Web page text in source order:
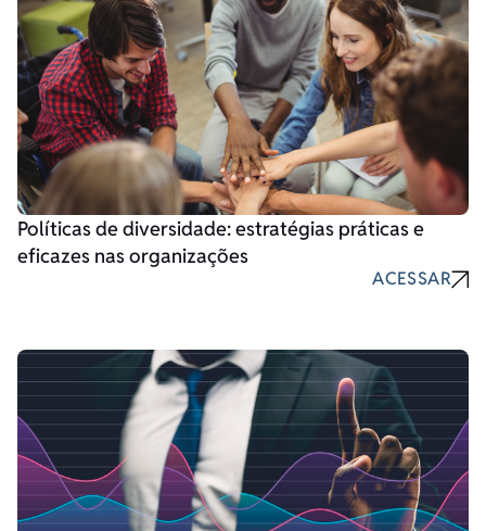
Políticas de diversidade: estratégias práticas e
eficazes nas organizações
ACESSAR